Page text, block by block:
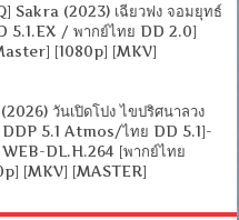
Sakra (2023) เฉียวฟง จอมยุทธ์
5.1.EX / พากย์ไทย DD 2.0]
[1080p] [MKV]
วันเปิดโปง ไขปริศนาลวง
5.1 Atmos/ไทย DD 5.1]-
DL.H.264 [พากย์ไทย
[MKV] [MASTER]